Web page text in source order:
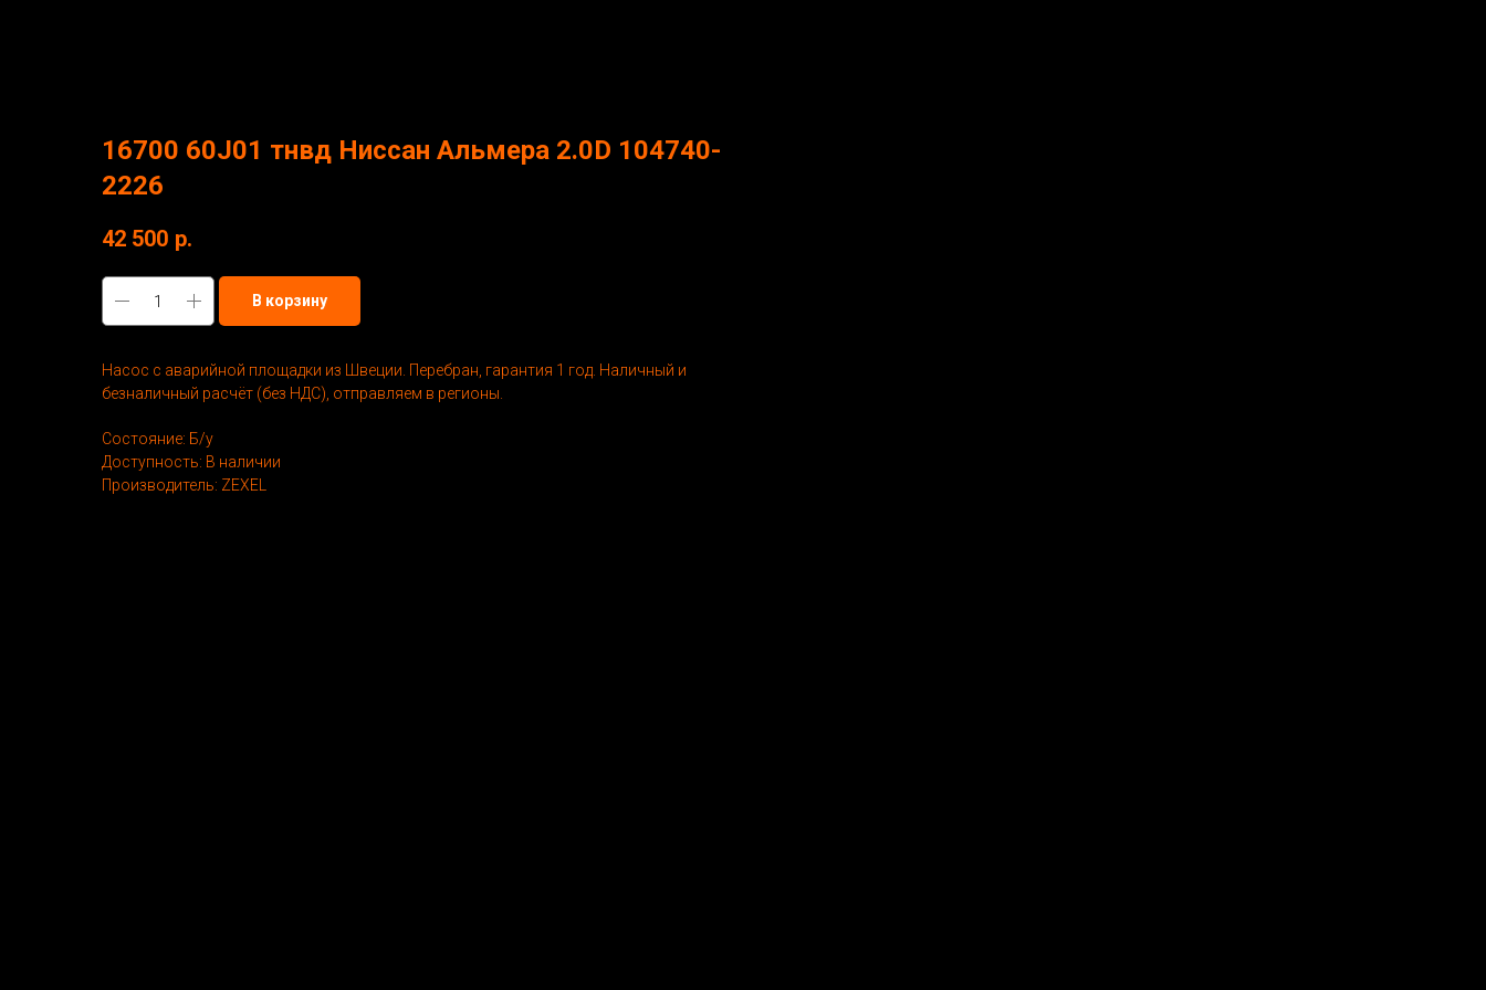
16700 60J01 тнвд Ниссан Альмера 2.0D 104740-
2226
42 500 р.
В корзину
Насос с аварийной площадки из Швеции. Перебран, гарантия 1 год. Наличный и
безналичный расчёт (без НДС), отправляем в регионы.
Состояние: Б/у
Доступность: В наличии
Производитель: ZEXEL